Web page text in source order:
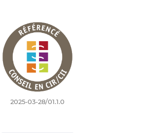
2025-03-28/01.1.0